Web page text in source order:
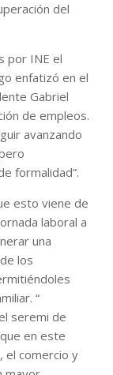
del
por INE el
enfatizó en el
Gabriel
de empleos.
avanzando
formalidad”.
esto viene de
laboral a
una
los
“
seremi de
en este
el comercio y